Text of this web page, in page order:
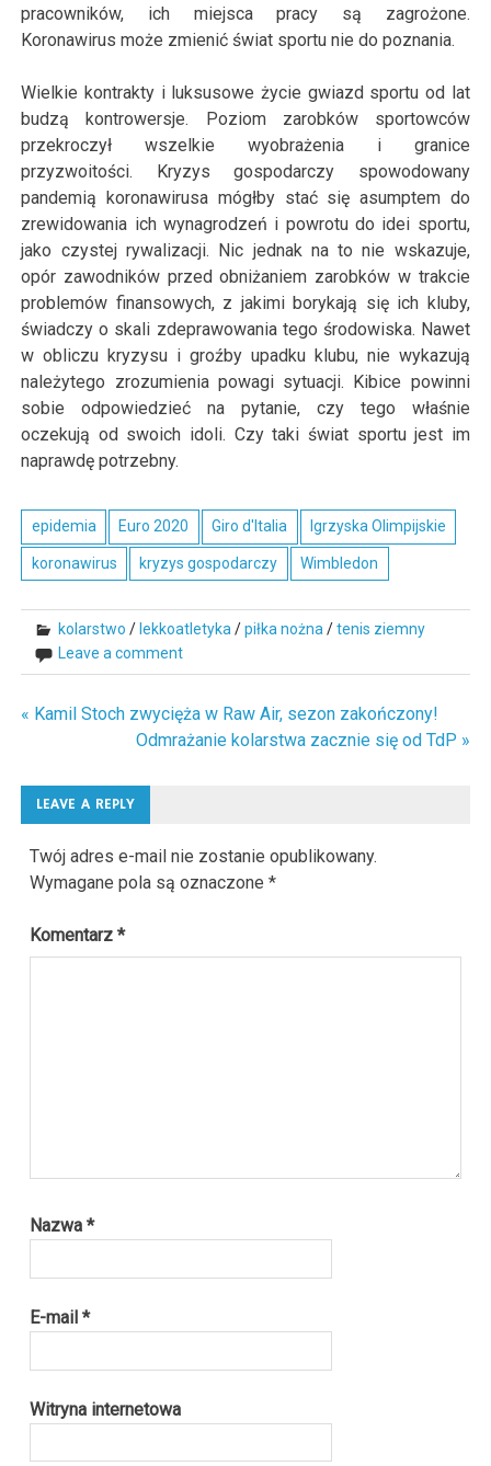
pracowników, ich miejsca pracy są zagrożone.
Koronawirus może zmienić świat sportu nie do poznania.
Wielkie kontrakty i luksusowe życie gwiazd sportu od lat
budzą kontrowersje. Poziom zarobków sportowców
przekroczył wszelkie wyobrażenia i granice
przyzwoitości. Kryzys gospodarczy spowodowany
pandemią koronawirusa mógłby stać się asumptem do
zrewidowania ich wynagrodzeń i powrotu do idei sportu,
jako czystej rywalizacji. Nic jednak na to nie wskazuje,
opór zawodników przed obniżaniem zarobków w trakcie
problemów finansowych, z jakimi borykają się ich kluby,
świadczy o skali zdeprawowania tego środowiska. Nawet
w obliczu kryzysu i groźby upadku klubu, nie wykazują
należytego zrozumienia powagi sytuacji. Kibice powinni
sobie odpowiedzieć na pytanie, czy tego właśnie
oczekują od swoich idoli. Czy taki świat sportu jest im
naprawdę potrzebny.
epidemia Euro 2020 Giro d'Italia Igrzyska Olimpijskie
koronawirus kryzys gospodarczy Wimbledon
kolarstwo / lekkoatletyka /piłka nożna /tenis ziemny
Leave a comment
Nawigacja
« Kamil Stoch zwycięża w Raw Air, sezon zakończony!
Odmrażanie kolarstwa zacznie się od TdP »
LEAVE A REPLY
Twój adres e-mail nie zostanie opublikowany.
Wymagane pola są oznaczone*
Komentarz*
Nazwa*
E-mail*
Witryna internetowa